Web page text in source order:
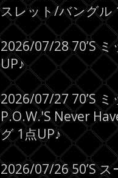
スレット/バングル
2026/07/28 70’S
UP♪
2026/07/27 70’S
P.O.W.'S Never
グ 1点UP♪
2026/07/26 50’S